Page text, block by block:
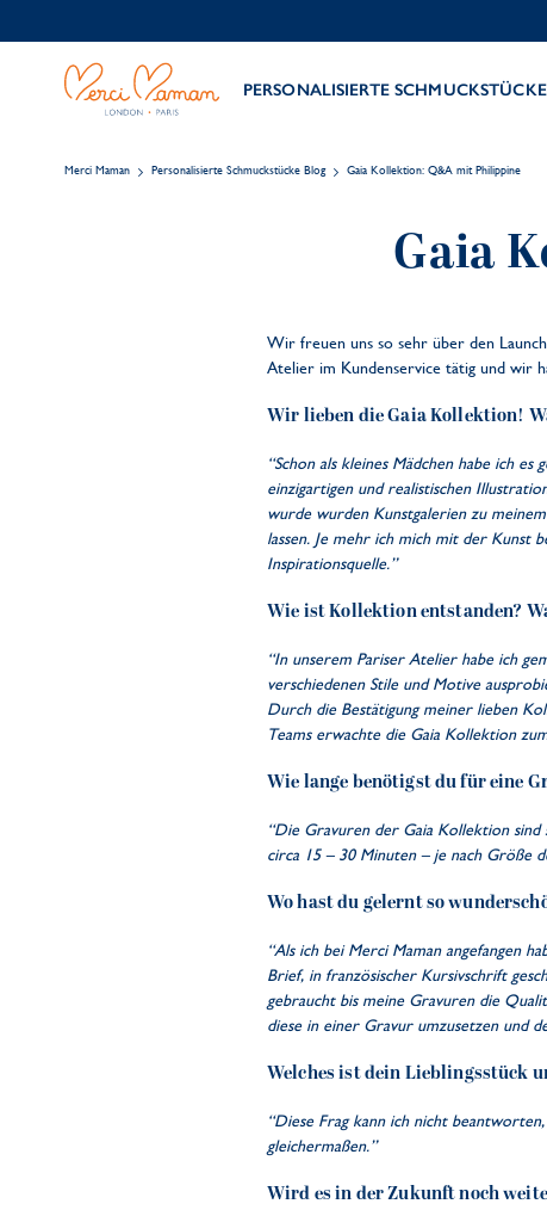
PERSONALISIERTE SCHMUCKSTÜCKE
Merci Maman Personalisierte Schmuckstücke Blog Gaia Kollektion: Q&A mit Philippine
Gaia
Wir freuen uns so sehr über den
Atelier im Kundenservice tätig und wir
Wir lieben die Gaia Kollektion!
“Schon als kleines Mädchen habe ich
einzigartigen und realistischen
wurde wurden Kunstgalerien zu
lassen. Je mehr ich mich mit der Kunst
Inspirationsquelle.”
Wie ist Kollektion entstanden?
“In unserem Pariser Atelier habe ich
verschiedenen Stile und Motive
Durch die Bestätigung meiner lieben
Teams erwachte die Gaia Kollektion
Wie lange benötigst du für eine
“Die Gravuren der Gaia Kollektion
circa 15 – 30 Minuten – je nach Größe
Wo hast du gelernt so
“Als ich bei Merci Maman angefangen
Brief, in französischer Kursivschrift
gebraucht bis meine Gravuren die
diese in einer Gravur umzusetzen und
Welches ist dein Lieblingsstück
“Diese Frag kann ich nicht
gleichermaßen.”
Wird es in der Zukunft noch